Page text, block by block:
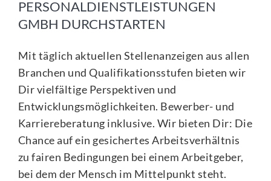
PERSONALDIENSTLEISTUNGEN
GMBH DURCHSTARTEN
Mit täglich aktuellen Stellenanzeigen aus allen
Branchen und Qualifikationsstufen bieten wir
Dir vielfältige Perspektiven und
Entwicklungsmöglichkeiten. Bewerber- und
Karriereberatung inklusive. Wir bieten Dir: Die
Chance auf ein gesichertes Arbeitsverhältnis
zu fairen Bedingungen bei einem Arbeitgeber,
bei dem der Mensch im Mittelpunkt steht.